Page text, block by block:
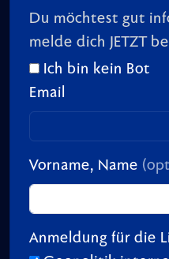
Du möchtest gut
melde dich JETZT
Ich bin kein Bot
Email
Vorname, Name
Anmeldung für die